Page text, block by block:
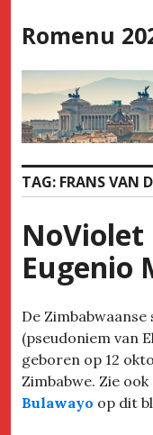
to
Romenu
TAG: FRANS VAN
NoViolet
Eugenio
De
(pseudoniem van
geboren op 12
Zimbabwe. Zie ook
Bulawayo op dit